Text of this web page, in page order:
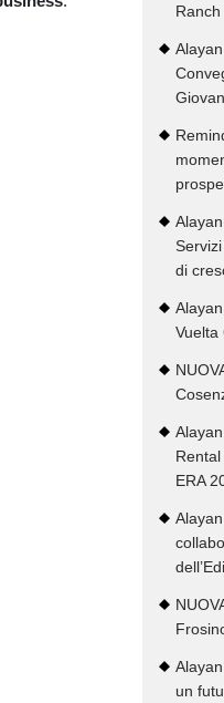
Ranch
di
Vuelta
ERA
un